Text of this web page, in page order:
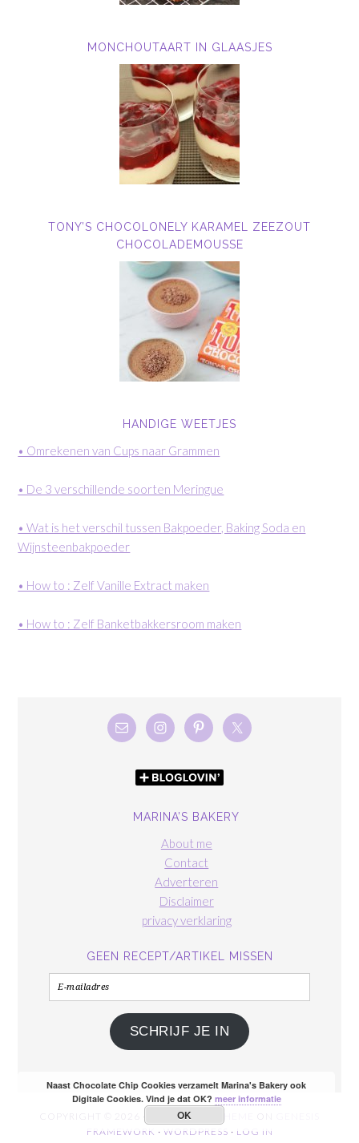
MONCHOUTAART IN GLAASJES
TONY’S CHOCOLONELY KARAMEL ZEEZOUT
CHOCOLADEMOUSSE
HANDIGE WEETJES
• Omrekenen van Cups naar Grammen
• De 3 verschillende soorten Meringue
• Wat is het verschil tussen Bakpoeder, Baking Soda en
Wijnsteenbakpoeder
• How to : Zelf Vanille Extract maken
• How to : Zelf Banketbakkersroom maken
MARINA’S BAKERY
About me
Contact
Adverteren
Disclaimer
privacy verklaring
GEEN RECEPT/ARTIKEL MISSEN
E-
mailadres
SCHRIJF JE IN
COPYRIGHT © 2026 · FOODIE PRO THEME
FRAMEWORK · WORDPRESS · LOG IN
Naast Chocolate Chip Cookies verzamelt Marina's Bakery ook
Digitale Cookies. Vind je dat OK? meer informatie
OK